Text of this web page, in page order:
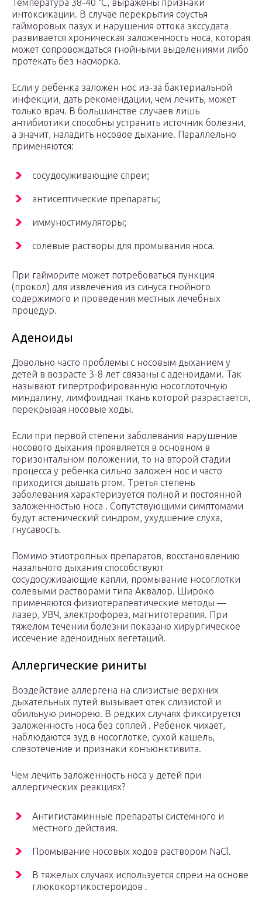
Температура 38-40 °С, выражены признаки
интоксикации. В случае перекрытия соустья
гайморовых пазух и нарушения оттока экссудата
развивается хроническая заложенность носа, которая
может сопровождаться гнойными выделениями либо
протекать без насморка.
Если у ребенка заложен нос из-за бактериальной
инфекции, дать рекомендации, чем лечить, может
только врач. В большинстве случаев лишь
антибиотики способны устранить источник болезни,
а значит, наладить носовое дыхание. Параллельно
применяются:
сосудосуживающие спреи;
антисептические препараты;
иммуностимуляторы;
солевые растворы для промывания носа.
При гайморите может потребоваться пункция
(прокол) для извлечения из синуса гнойного
содержимого и проведения местных лечебных
процедур.
Аденоиды
Довольно часто проблемы с носовым дыханием у
детей в возрасте 3-8 лет связаны с аденоидами. Так
называют гипертрофированную носоглоточную
миндалину, лимфоидная ткань которой разрастается,
перекрывая носовые ходы.
Если при первой степени заболевания нарушение
носового дыхания проявляется в основном в
горизонтальном положении, то на второй стадии
процесса у ребенка сильно заложен нос и часто
приходится дышать ртом. Третья степень
заболевания характеризуется полной и постоянной
заложенностью носа . Сопутствующими симптомами
будут астенический синдром, ухудшение слуха,
гнусавость.
Помимо этиотропных препаратов, восстановлению
назального дыхания способствуют
сосудосуживающие капли, промывание носоглотки
солевыми растворами типа Аквалор. Широко
применяются физиотерапевтические методы —
лазер, УВЧ, электрофорез, магнитотерапия. При
тяжелом течении болезни показано хирургическое
иссечение аденоидных вегетаций.
Аллергические риниты
Воздействие аллергена на слизистые верхних
дыхательных путей вызывает отек слизистой и
обильную ринорею. В редких случаях фиксируется
заложенность носа без соплей . Ребенок чихает,
наблюдаются зуд в носоглотке, сухой кашель,
слезотечение и признаки конъюнктивита.
Чем лечить заложенность носа у детей при
аллергических реакциях?
Антигистаминные препараты системного и
местного действия.
Промывание носовых ходов раствором NaCl.
В тяжелых случаях используется спреи на основе
глюкокортикостероидов .